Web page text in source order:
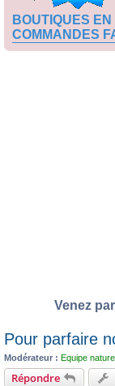
BOUTIQUES
COMMANDES
Venez
Pour parfaire
Modérateur : Equipe nature
Répondre